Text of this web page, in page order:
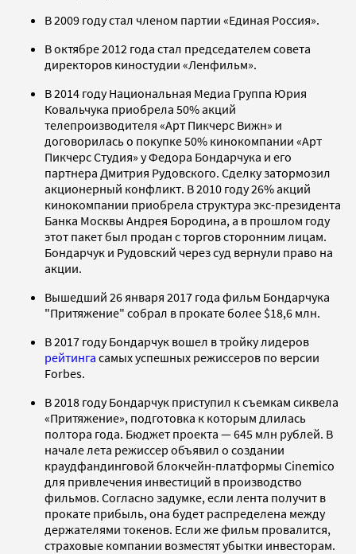
В 2009 году стал членом партии «Единая Россия».
В октябре 2012 года стал председателем совета
директоров киностудии «Ленфильм».
В 2014 году Национальная Медиа Группа Юрия
Ковальчука приобрела 50% акций
телепроизводителя «Арт Пикчерс Вижн» и
договорилась о покупке 50% кинокомпании «Арт
Пикчерс Студия» у Федора Бондарчука и его
партнера Дмитрия Рудовского. Сделку затормозил
акционерный конфликт. В 2010 году 26% акций
кинокомпании приобрела структура экс-президента
Банка Москвы Андрея Бородина, а в прошлом году
этот пакет был продан с торгов сторонним лицам.
Бондарчук и Рудовский через суд вернули право на
акции.
Вышедший 26 января 2017 года фильм Бондарчука
"Притяжение" собрал в прокате более $18,6 млн.
В 2017 году Бондарчук вошел в тройку лидеров
рейтинга самых успешных режиссеров по версии
Forbes.
В 2018 году Бондарчук приступил к съемкам сиквела
«Притяжение», подготовка к которым длилась
полтора года. Бюджет проекта — 645 млн рублей. В
начале лета режиссер объявил о создании
краудфандинговой блокчейн-платформы Cinemico
для привлечения инвестиций в производство
фильмов. Согласно задумке, если лента получит в
прокате прибыль, она будет распределена между
держателями токенов. Если же фильм провалится,
страховые компании возместят убытки инвесторам.